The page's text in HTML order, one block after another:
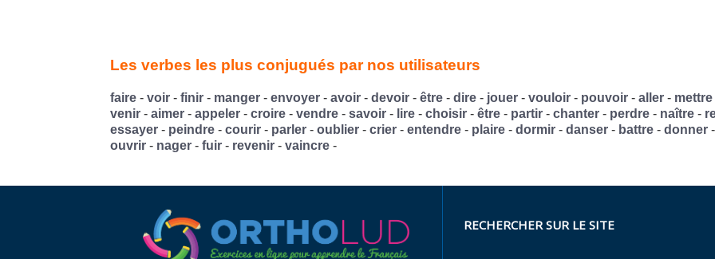
Les verbes les plus conjugués par nos utilisateurs
faire- voir- finir- manger- envoyer- avoir- devoir- être- dire- jouer- vouloir- pouvoir- aller- mettre
venir- aimer- appeler- croire- vendre- savoir- lire- choisir- être- partir- chanter- perdre- naître-
essayer- peindre- courir- parler- oublier- crier- entendre- plaire- dormir- danser- battre- donner
ouvrir- nager- fuir- revenir- vaincre-
RECHERCHER SUR LE SITE